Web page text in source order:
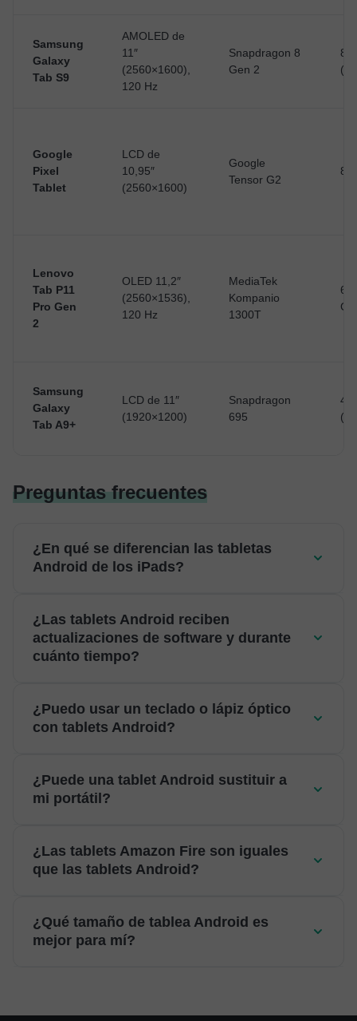
Samsung
Galaxy
Tab S9
AMOLED de
11″
(2560×1600),
120 Hz
Snapdragon 8
Gen 2
8
Google
Pixel
Tablet
LCD de
10,95″
(2560×1600)
Google
Tensor G2
8
Lenovo
Tab P11
Pro Gen
2
OLED 11,2″
(2560×1536),
120 Hz
MediaTek
Kompanio
1300T
6
Samsung
Galaxy
Tab A9+
LCD de 11″
(1920×1200)
Snapdragon
695
4
Preguntas frecuentes
¿En qué se diferencian las tabletas
Android de los iPads?
¿Las tablets Android reciben
actualizaciones de software y durante
cuánto tiempo?
¿Puedo usar un teclado o lápiz óptico
con tablets Android?
¿Puede una tablet Android sustituir a
mi portátil?
¿Las tablets Amazon Fire son iguales
que las tablets Android?
¿Qué tamaño de tablea Android es
mejor para mí?